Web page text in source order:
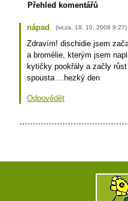
Přehled komentářů
nápad (ivcza 18. 10. 2008 9:27)
Zdravím! dischidie jsem
a bromélie, kterým jsem
kytičky pookřály a začly
spousta ...hezký den
Odpovědět